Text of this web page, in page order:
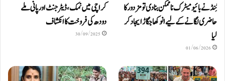
ٹِنڈ نے بائیومیٹرک ناممکن بنا دی تو مزدور کا
حاضری لگانے کے لیے انوکھا جگاڑ ایجاد کر
لیا
01/06/2026
کراچی میں نمک، ڈیٹرجنٹ اور پانی ملے
دودھ کی فروخت کا انکشاف
30/09/2025